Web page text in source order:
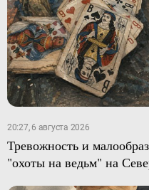
20:27, 6 августа 2026
Тревожность и
"охоты на ведьм" на